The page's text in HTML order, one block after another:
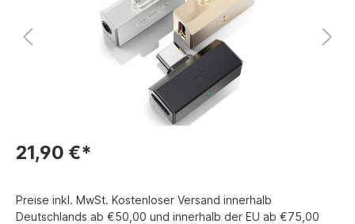
21,90 €*
Preise inkl. MwSt. Kostenloser Versand innerhalb
Deutschlands ab €50,00 und innerhalb der EU ab €75,00